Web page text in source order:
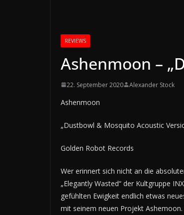
REVIEWS
Ashenmoon –
22. September 2020 Alexander Stock
Ashenmoon
„Dustbowl & Mosquito Acoustic
Golden Robot Records
Wer erinnert sich nicht an die
„Elegantly Wasted“ der Kultgruppe
gefühlten Ewigkeit endlich etwas
mit seinem neuen Projekt Ashemoon.